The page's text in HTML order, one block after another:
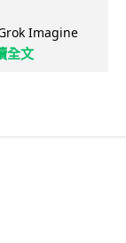
Imagine
全文